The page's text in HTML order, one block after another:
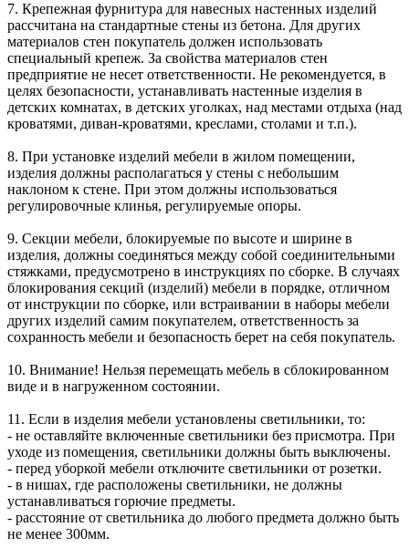
7. Крепежная фурнитура для навесных настенных изделий
рассчитана на стандартные стены из бетона. Для других
материалов стен покупатель должен использовать
специальный крепеж. За свойства материалов стен
предприятие не несет ответственности. Не рекомендуется, в
целях безопасности, устанавливать настенные изделия в
детских комнатах, в детских уголках, над местами отдыха (над
кроватями, диван-кроватями, креслами, столами и т.п.).
8. При установке изделий мебели в жилом помещении,
изделия должны располагаться у стены с небольшим
наклоном к стене. При этом должны использоваться
регулировочные клинья, регулируемые опоры.
9. Секции мебели, блокируемые по высоте и ширине в
изделия, должны соединяться между собой соединительными
стяжками, предусмотрено в инструкциях по сборке. В случаях
блокирования секций (изделий) мебели в порядке, отличном
от инструкции по сборке, или встраивании в наборы мебели
других изделий самим покупателем, ответственность за
сохранность мебели и безопасность берет на себя покупатель.
10. Внимание! Нельзя перемещать мебель в сблокированном
виде и в нагруженном состоянии.
11. Если в изделия мебели установлены светильники, то:
- не оставляйте включенные светильники без присмотра. При
уходе из помещения, светильники должны быть выключены.
- перед уборкой мебели отключите светильники от розетки.
- в нишах, где расположены светильники, не должны
устанавливаться горючие предметы.
- расстояние от светильника до любого предмета должно быть
не менее 300мм.